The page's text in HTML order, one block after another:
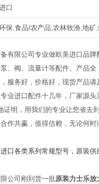
口
保,食品/农产品,农林牧渔,地矿,
有限公司专业做欧美进口品牌
泵 、 阀 、流量计等配件。 产品全
， 服务好 ，价格好，现货产品请
专业进口配件十几年，厂家源头
证明，用我们的专业让您省去
作共赢，值得信赖 ，无论何时
口各类系列常规型号，原装供
公司刚到货一批原装力士乐放